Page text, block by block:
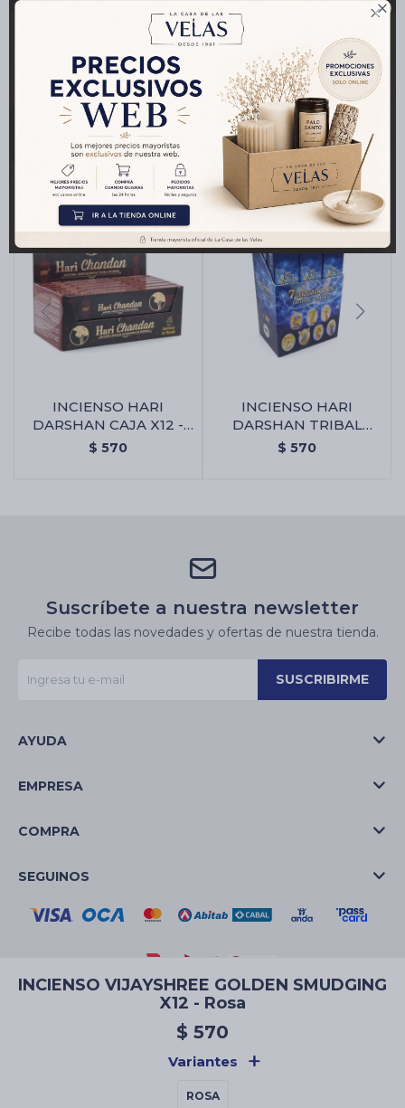

INCIENSO VIJAYSHREE GOLDEN SMUDGING
X12 - Rosa
$ 570
Variantes
ROSA
Medios de pago
Productos que te pueden interesar
INCIENSO HARI
DARSHAN CAJA X12 -
Chandan
$ 570
INCIENSO HARI
DARSHAN TRIBAL
SOUL CAJA X12 - 7
$ 570
Suscríbete a nuestra newsletter
Recibe todas las novedades y ofertas de nuestra tienda.
SUSCRIBIRME
AYUDA
EMPRESA
COMPRA
SEGUINOS
© Copyright 2026 / La Casa de las Velas